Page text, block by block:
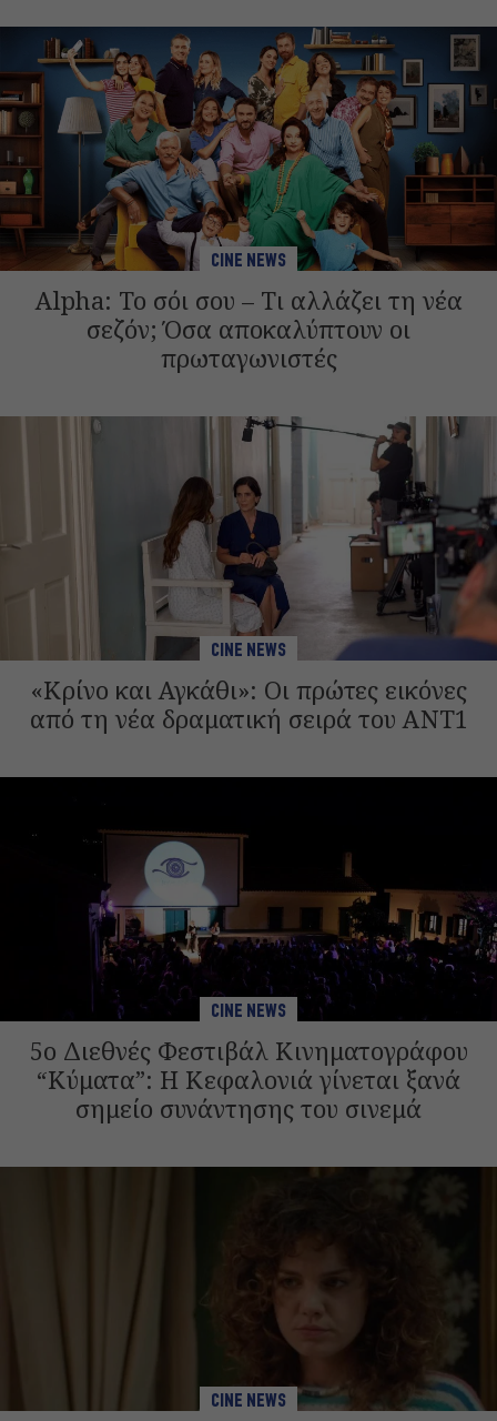
CINE NEWS
Alpha: Το σόι σου – Τι αλλάζει τη νέα
σεζόν; Όσα αποκαλύπτουν οι
πρωταγωνιστές
CINE NEWS
«Κρίνο και Αγκάθι»: Οι πρώτες εικόνες
από τη νέα δραματική σειρά του ANT1
CINE NEWS
5ο Διεθνές Φεστιβάλ Κινηματογράφου
“Κύματα”: Η Κεφαλονιά γίνεται ξανά
σημείο συνάντησης του σινεμά
CINE NEWS